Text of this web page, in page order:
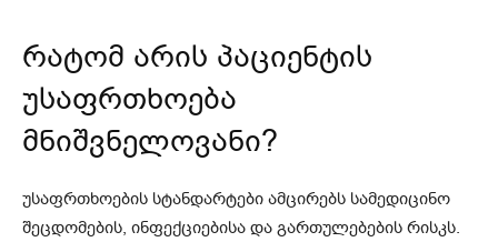
რატომ არის პაციენტის
უსაფრთხოება
მნიშვნელოვანი?
უსაფრთხოების სტანდარტები ამცირებს სამედიცინო
შეცდომების, ინფექციებისა და გართულებების რისკს.